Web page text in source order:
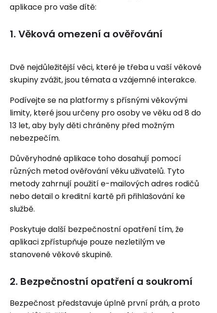
aplikace pro vaše dítě:
1. Věková omezení a ověřování
Dvě nejdůležitější věci, které je třeba u vaší věkové
skupiny zvážit, jsou témata a vzájemné interakce.
Podívejte se na platformy s přísnými věkovými
limity, které jsou určeny pro osoby ve věku od 8 do
13 let, aby byly děti chráněny před možným
nebezpečím.
Důvěryhodné aplikace toho dosahují pomocí
různých metod ověřování věku uživatelů. Tyto
metody zahrnují použití e-mailových adres rodičů
nebo detail o kreditní kartě při přihlašování ke
službě.
Poskytuje další bezpečnostní opatření tím, že
aplikaci zpřístupňuje pouze nezletilým ve
stanovené věkové skupině.
2. Bezpečnostní opatření a soukromí
Bezpečnost představuje úplně první práh, a proto